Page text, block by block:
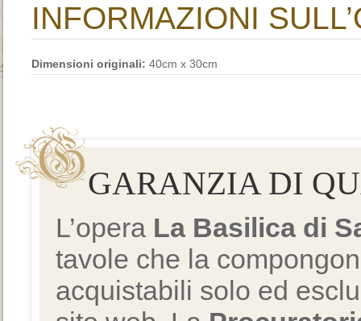
INFORMAZIONI
Dimensioni originali: 40cm x 30cm
GARANZIA DI
L’opera La Basilica di
tavole che la
acquistabili solo ed